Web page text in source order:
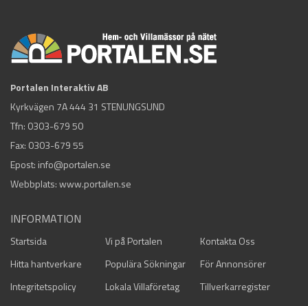
Portalen Interaktiv AB
Kyrkvägen 7A 444 31 STENUNGSUND
Tfn: 0303-679 50
Fax: 0303-679 55
Epost: info@portalen.se
Webbplats: www.portalen.se
INFORMATION
Startsida Vi på Portalen
Kontakta Oss
Hitta hantverkare
Populära Sökningar
För Annonsörer
Integritetspolicy
Lokala Villaföretag Tillverkarregister